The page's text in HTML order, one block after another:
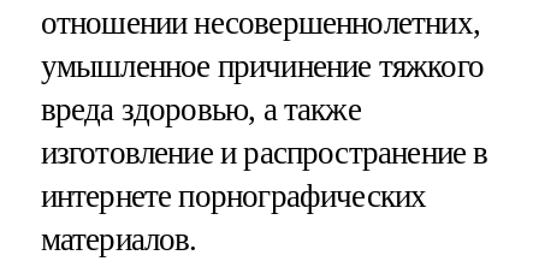
отношении несовершеннолетних,
умышленное причинение тяжкого
вреда здоровью, а также
изготовление и распространение в
интернете порнографических
материалов.